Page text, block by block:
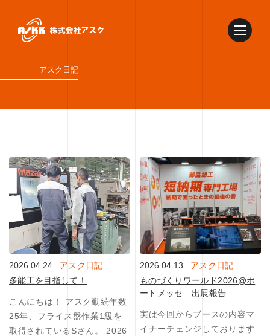
アスク日記
2026.04.24
アスク日記
多能工を目指して！
こんにちは！ アスク勤続年数
25年、フライス盤作業1級を
取得されているSさん。 2026
2026.04.13
アスク日記
ものづくりワールド2026@ポ
ートメッセ 出展報告
実は今回からブースの内容マ
イナーチェンジしております